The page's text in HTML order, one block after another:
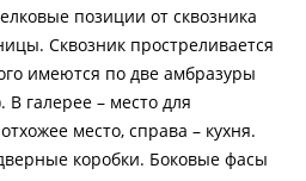
позиции от сквозника
Сквозник простреливается
имеются по две амбразуры
В галерее – место для
место, справа – кухня.
коробки. Боковые фасы